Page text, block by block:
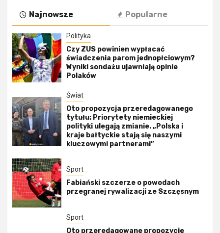
Najnowsze Popularne
Polityka
Czy ZUS powinien wypłacać
świadczenia parom jednopłciowym?
Wyniki sondażu ujawniają opinie
Polaków
Świat
Oto propozycja przeredagowanego
tytułu: Priorytety niemieckiej
polityki ulegają zmianie. „Polska i
kraje bałtyckie stają się naszymi
kluczowymi partnerami”
Sport
Fabiański szczerze o powodach
przegranej rywalizacji ze Szczęsnym
Sport
Oto przeredagowane propozycje